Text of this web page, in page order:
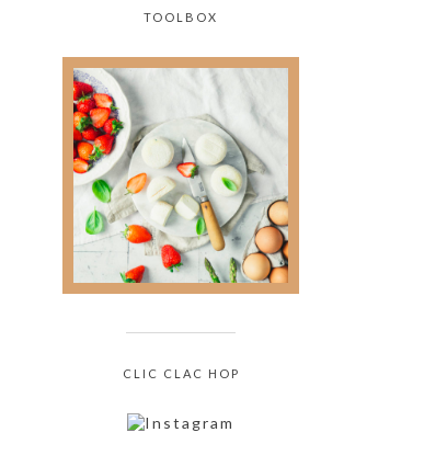
TOOLBOX
Tout ce que vous avez
toujours voulu savoir
sur
la photographie
culinaire sans jamais
oser le demander !
CLIC CLAC HOP